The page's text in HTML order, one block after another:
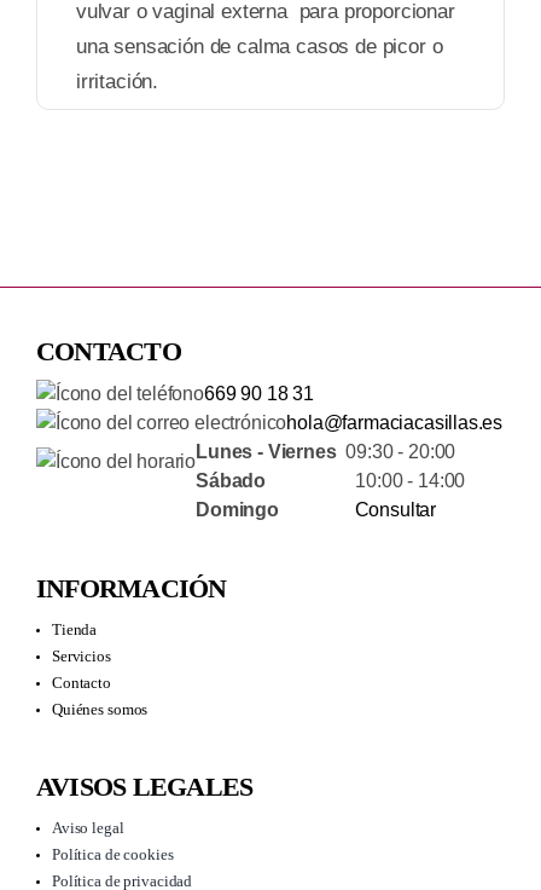
vulvar o vaginal externa para proporcionar
una sensación de calma casos de picor o
irritación.
CONTACTO
669 90 18 31
hola@farmaciacasillas.es
Lunes - Viernes09:30 - 20:00
Sábado 10:00 - 14:00
Domingo
Consultar
INFORMACIÓN
Tienda
Servicios
Contacto
Quiénes somos
AVISOS LEGALES
Aviso legal
Política de cookies
Política de privacidad